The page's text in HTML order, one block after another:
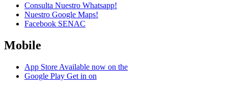
Consulta Nuestro Whatsapp!
Nuestro Google Maps!
Facebook SENAC
Mobile
App Store Available now on the
Google Play Get in on